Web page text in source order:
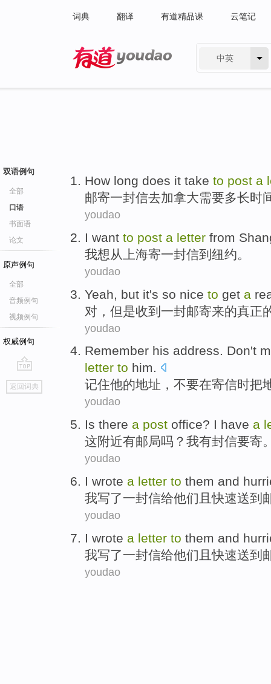
词典 翻译 有道精品课 云笔记
中英
双语例句
全部
口语
书面语
论文
原声例句
全部
音频例句
视频例句
权威例句
go
top
返回词典
How long does it take to post a
邮寄一封信去加拿大需要多长时
youdao
I want to post a letter from
我想 从 上海寄一封信到 纽约。
youdao
Yeah but it's so nice to get a
对 ， 但是收到 一封邮寄来的真正
youdao
Remember his address. Don't
letter to him.
记住他的地址 ， 不要在寄信时把
youdao
Is there a post office? I have a
这附近有邮局吗？ 我有封信要寄
youdao
I wrote a letter to them and
我写了一封信给他们 且快速送到
youdao
I wrote a letter to them and
我写了一封信给他们 且快速送到
youdao